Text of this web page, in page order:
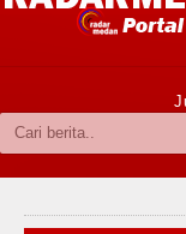
Kabupaten Karo